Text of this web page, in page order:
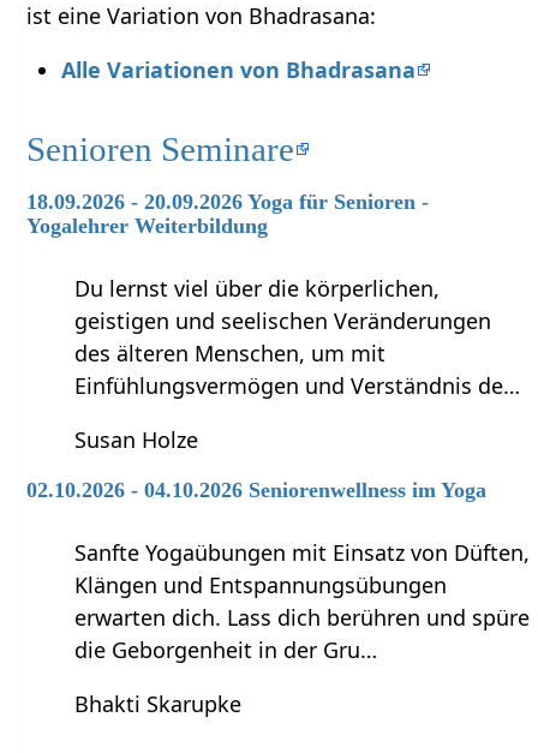
ist eine Variation von Bhadrasana:
Alle Variationen von Bhadrasana
Senioren Seminare
18.09.2026 - 20.09.2026 Yoga für Senioren -
Yogalehrer Weiterbildung
Du lernst viel über die körperlichen,
geistigen und seelischen Veränderungen
des älteren Menschen, um mit
Einfühlungsvermögen und Verständnis de…
Susan Holze
02.10.2026 - 04.10.2026 Seniorenwellness im Yoga
Sanfte Yogaübungen mit Einsatz von Düften,
Klängen und Entspannungsübungen
erwarten dich. Lass dich berühren und spüre
die Geborgenheit in der Gru…
Bhakti Skarupke